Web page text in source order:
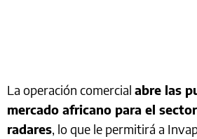
La operación comercial abre las
mercado africano para el
radares, lo que le permitirá a